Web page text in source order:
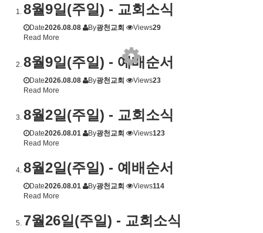
8월9일(주일) - 교회소식
Date2026.08.08 By광천교회 Views29
Read More
8월9일(주일) - 예배순서
Date2026.08.08 By광천교회 Views23
Read More
8월2일(주일) - 교회소식
Date2026.08.01 By광천교회 Views123
Read More
8월2일(주일) - 예배순서
Date2026.08.01 By광천교회 Views114
Read More
7월26일(주일) - 교회소식